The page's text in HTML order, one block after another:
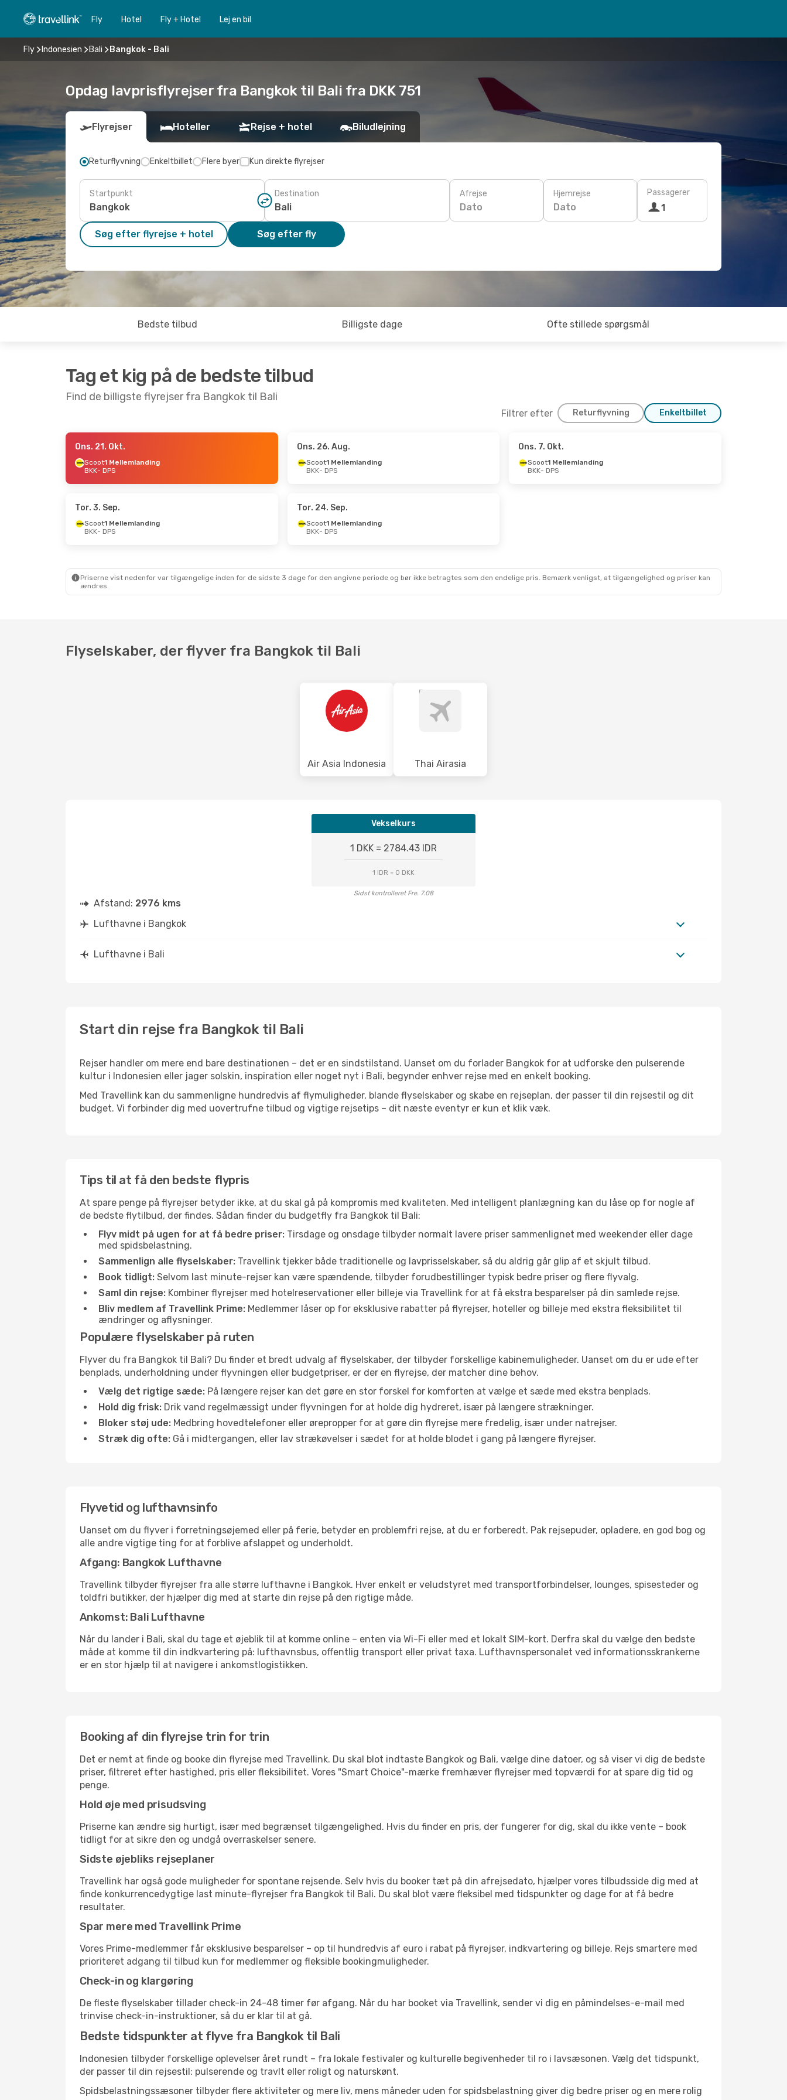
Fly Hotel Fly + Hotel Lej en bil
Fly Indonesien Bali Bangkok - Bali
Opdag lavprisflyrejser fra Bangkok til Bali fra DKK 751
Flyrejser Hoteller Rejse + hotel Biludlejning
Returflyvning Enkeltbillet Flere byer Kun direkte flyrejser
Startpunkt Destination Afrejse
Dato
Hjemrejse
Dato
Passagerer
1
Søg efter flyrejse + hotel Søg efter fly
Bedste tilbud Billigste dage Ofte stillede spørgsmål
Tag et kig på de bedste tilbud
Find de billigste flyrejser fra Bangkok til Bali
Filtrer efter Returflyvning Enkeltbillet
- Man. 2. Nov.
1 Mellemlanding
- Man. 14. Sep. - Søn. 20. Sep.
DPS
- BKK
DPS
- BKK
Ons. 21. Okt.
Scoot1 Mellemlanding
BKK- DPS
Ons. 26. Aug.
Scoot1 Mellemlanding
BKK- DPS
Ons. 7. Okt.
Scoot1 Mellemlanding
BKK- DPS
Tor. 3. Sep.
Scoot1 Mellemlanding
BKK- DPS
Tor. 24. Sep.
Scoot1 Mellemlanding
BKK- DPS
Priserne vist nedenfor var tilgængelige inden for de sidste 3 dage for den angivne periode og bør ikke betragtes som den endelige pris. Bemærk venligst, at tilgængelighed og priser kan
ændres.
Flyselskaber, der flyver fra Bangkok til Bali
Air Asia Indonesia Thai Airasia
Vekselkurs
1 DKK = 2784.43 IDR
1 IDR = 0 DKK
Sidst kontrolleret Fre. 7.08
Afstand: 2976 kms
Lufthavne i Bangkok
Lufthavne i Bali
Start din rejse fra Bangkok til Bali
Rejser handler om mere end bare destinationen – det er en sindstilstand. Uanset om du forlader Bangkok for at udforske den pulserende
kultur i Indonesien eller jager solskin, inspiration eller noget nyt i Bali, begynder enhver rejse med en enkelt booking.
Med Travellink kan du sammenligne hundredvis af flymuligheder, blande flyselskaber og skabe en rejseplan, der passer til din rejsestil og dit
budget. Vi forbinder dig med uovertrufne tilbud og vigtige rejsetips – dit næste eventyr er kun et klik væk.
Tips til at få den bedste flypris
At spare penge på flyrejser betyder ikke, at du skal gå på kompromis med kvaliteten. Med intelligent planlægning kan du låse op for nogle af
de bedste flytilbud, der findes. Sådan finder du budgetfly fra Bangkok til Bali:
Flyv midt på ugen for at få bedre priser: Tirsdage og onsdage tilbyder normalt lavere priser sammenlignet med weekender eller dage
med spidsbelastning.
Sammenlign alle flyselskaber: Travellink tjekker både traditionelle og lavprisselskaber, så du aldrig går glip af et skjult tilbud.
Book tidligt: Selvom last minute-rejser kan være spændende, tilbyder forudbestillinger typisk bedre priser og flere flyvalg.
Saml din rejse: Kombiner flyrejser med hotelreservationer eller billeje via Travellink for at få ekstra besparelser på din samlede rejse.
Bliv medlem af Travellink Prime: Medlemmer låser op for eksklusive rabatter på flyrejser, hoteller og billeje med ekstra fleksibilitet til
ændringer og aflysninger.
Populære flyselskaber på ruten
Flyver du fra Bangkok til Bali? Du finder et bredt udvalg af flyselskaber, der tilbyder forskellige kabinemuligheder. Uanset om du er ude efter
benplads, underholdning under flyvningen eller budgetpriser, er der en flyrejse, der matcher dine behov.
Vælg det rigtige sæde: På længere rejser kan det gøre en stor forskel for komforten at vælge et sæde med ekstra benplads.
Hold dig frisk: Drik vand regelmæssigt under flyvningen for at holde dig hydreret, især på længere strækninger.
Bloker støj ude: Medbring hovedtelefoner eller ørepropper for at gøre din flyrejse mere fredelig, især under natrejser.
Stræk dig ofte: Gå i midtergangen, eller lav strækøvelser i sædet for at holde blodet i gang på længere flyrejser.
Flyvetid og lufthavnsinfo
Uanset om du flyver i forretningsøjemed eller på ferie, betyder en problemfri rejse, at du er forberedt. Pak rejsepuder, opladere, en god bog og
alle andre vigtige ting for at forblive afslappet og underholdt.
Afgang: Bangkok Lufthavne
Travellink tilbyder flyrejser fra alle større lufthavne i Bangkok. Hver enkelt er veludstyret med transportforbindelser, lounges, spisesteder og
toldfri butikker, der hjælper dig med at starte din rejse på den rigtige måde.
Ankomst: Bali Lufthavne
Når du lander i Bali, skal du tage et øjeblik til at komme online – enten via Wi-Fi eller med et lokalt SIM-kort. Derfra skal du vælge den bedste
måde at komme til din indkvartering på: lufthavnsbus, offentlig transport eller privat taxa. Lufthavnspersonalet ved informationsskrankerne
er en stor hjælp til at navigere i ankomstlogistikken.
Booking af din flyrejse trin for trin
Det er nemt at finde og booke din flyrejse med Travellink. Du skal blot indtaste Bangkok og Bali, vælge dine datoer, og så viser vi dig de bedste
priser, filtreret efter hastighed, pris eller fleksibilitet. Vores "Smart Choice"-mærke fremhæver flyrejser med topværdi for at spare dig tid og
penge.
Hold øje med prisudsving
Priserne kan ændre sig hurtigt, især med begrænset tilgængelighed. Hvis du finder en pris, der fungerer for dig, skal du ikke vente – book
tidligt for at sikre den og undgå overraskelser senere.
Sidste øjebliks rejseplaner
Travellink har også gode muligheder for spontane rejsende. Selv hvis du booker tæt på din afrejsedato, hjælper vores tilbudsside dig med at
finde konkurrencedygtige last minute-flyrejser fra Bangkok til Bali. Du skal blot være fleksibel med tidspunkter og dage for at få bedre
resultater.
Spar mere med Travellink Prime
Vores Prime-medlemmer får eksklusive besparelser – op til hundredvis af euro i rabat på flyrejser, indkvartering og billeje. Rejs smartere med
prioriteret adgang til tilbud kun for medlemmer og fleksible bookingmuligheder.
Check-in og klargøring
De fleste flyselskaber tillader check-in 24-48 timer før afgang. Når du har booket via Travellink, sender vi dig en påmindelses-e-mail med
trinvise check-in-instruktioner, så du er klar til at gå.
Bedste tidspunkter at flyve fra Bangkok til Bali
Indonesien tilbyder forskellige oplevelser året rundt – fra lokale festivaler og kulturelle begivenheder til ro i lavsæsonen. Vælg det tidspunkt,
der passer til din rejsestil: pulserende og travlt eller roligt og naturskønt.
Spidsbelastningssæsoner tilbyder flere aktiviteter og mere liv, mens måneder uden for spidsbelastning giver dig bedre priser og en mere rolig